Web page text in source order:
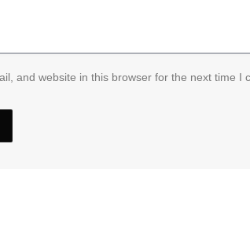
and website in this browser for the next time I